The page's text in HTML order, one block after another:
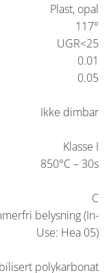
Plast, opal
117°
UGR<25
0.01
0.05
Ikke dimbar
Klasse I
850°C – 30s
C
belysning (In-
Use: Hea 05)
polykarbonat